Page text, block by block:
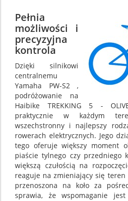
Pełnia
możliwości i
precyzyjna
kontrola
Dzięki silnikowi
centralnemu
Yamaha PW-S2 ,
podróżowanie na
Haibike TREKKING 5 -
praktycznie w każdym
wszechstronny i najlepszy
rowerach elektrycznych. Jego
tego oferuje większy moment
piaście tylnego czy przedniego
większą czułością na
reaguje na zmieniający się
przenoszona na koło za
sprawia, że wspomaganie